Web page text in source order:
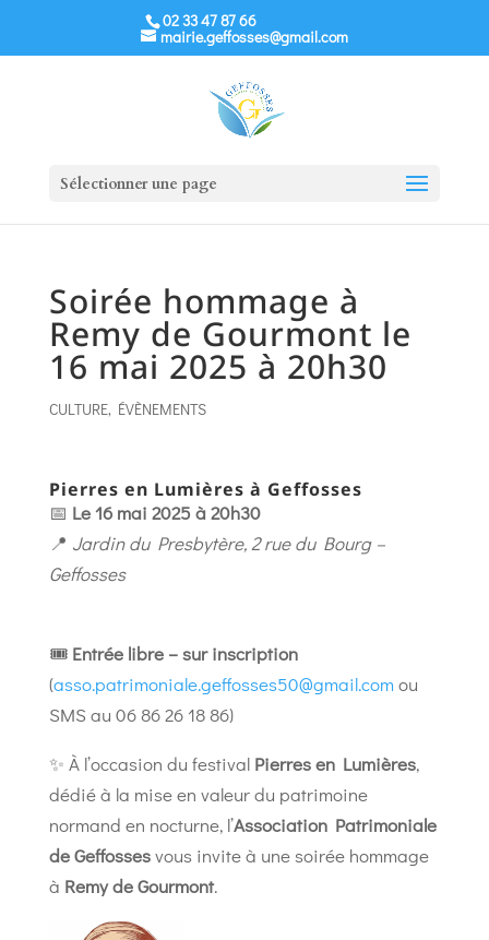
02 33 47 87 66
mairie.geffosses@gmail.com
Sélectionner une page
Soirée hommage à
Remy de Gourmont le
16 mai 2025 à 20h30
CULTURE, ÉVÈNEMENTS
Pierres en Lumières à Geffosses
📅 Le 16 mai 2025 à 20h30
📍 Jardin du Presbytère, 2 rue du Bourg –
Geffosses
🎟️ Entrée libre – sur inscription
(asso.patrimoniale.geffosses50@gmail.com ou
SMS au 06 86 26 18 86)
✨ À l’occasion du festival Pierres en Lumières,
dédié à la mise en valeur du patrimoine
normand en nocturne, l’Association Patrimoniale
de Geffossesvous invite à une soirée hommage
à Remy de Gourmont.